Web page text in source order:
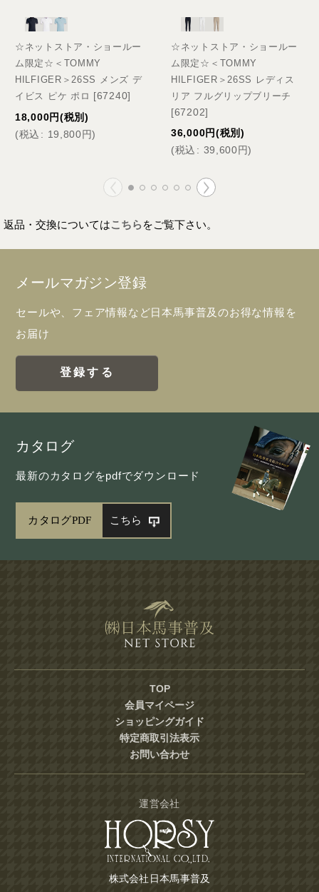
☆ネットストア・ショールー
ム限定☆＜TOMMY
HILFIGER＞26SS メンズ デ
イビス ピケ ポロ [67240]
18,000円(税別)
(税込 : 19,800円)
☆ネットストア・ショールー
ム限定☆＜TOMMY
HILFIGER＞26SS レディス
リア フルグリップブリーチ
[67202]
36,000円(税別)
(税込 : 39,600円)
返品・交換についてはこちらをご覧下さい。
メールマガジン登録
セールや、フェア情報など日本馬事普及のお得な情報を
お届け
登録する
カタログ
最新のカタログをpdfでダウンロード
カタログPDF こちら
TOP
会員マイページ
ショッピングガイド
特定商取引法表示
お問い合わせ
運営会社
株式会社日本馬事普及